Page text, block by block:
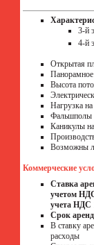
3-й
4-й
Открытая
Панорамное
Высота
Нагрузка
Фальшполы
Каникулы
Возможны
Коммерческие
Ставка
учетом НДС
учета НДС
Срок
В ставку
расходы